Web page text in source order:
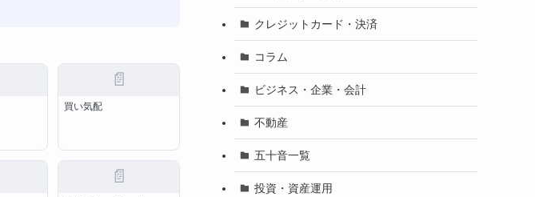
📄
買い気配
📄
クレジットカード・決済
コラム
ビジネス・企業・会計
不動産
五十音一覧
投資・資産運用